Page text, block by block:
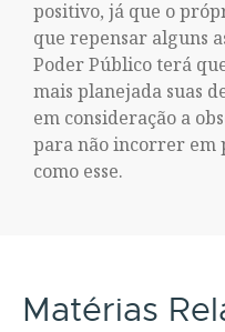
positivo, já que o
que repensar alguns
Poder Público terá
mais planejada suas
em consideração a
para não incorrer em
como esse.
Matérias